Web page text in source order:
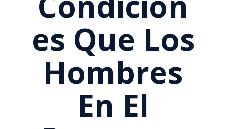
Es Que Los
Hombres
En El